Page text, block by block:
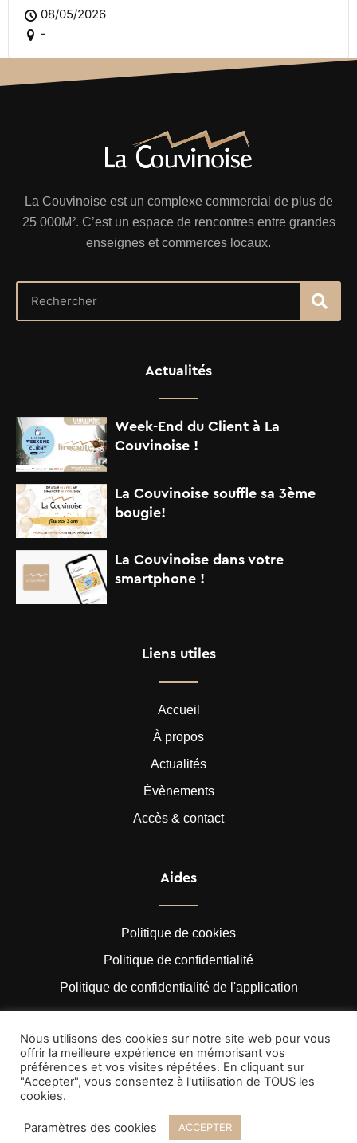
08/05/2026
-
La Couvinoise est un complexe commercial de plus de
25 000M². C’est un espace de rencontres entre grandes
enseignes et commerces locaux.
Actualités
Week-End du Client à La
Couvinoise !
La Couvinoise souffle sa 3ème
bougie!
La Couvinoise dans votre
smartphone !
Liens utiles
Accueil
À propos
Actualités
Évènements
Accès & contact
Aides
Politique de cookies
Politique de confidentialité
Politique de confidentialité de l'application
La Couvinoise est un projet du Groupe Bartolas
© Copyright 2026 La Couvinoise | Développé par
Studio.
Nous utilisons des cookies sur notre site web pour vous
offrir la meilleure expérience en mémorisant vos
préférences et vos visites répétées. En cliquant sur
"Accepter", vous consentez à l'utilisation de TOUS les
cookies.
Paramètres des cookies ACCEPTER